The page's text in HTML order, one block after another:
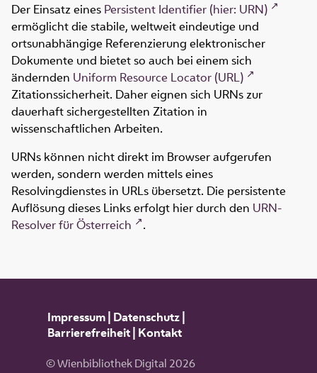
Der Einsatz eines Persistent Identifier (hier: URN)
ermöglicht die stabile, weltweit eindeutige und
ortsunabhängige Referenzierung elektronischer
Dokumente und bietet so auch bei einem sich
ändernden Uniform Resource Locator (URL)
Zitationssicherheit. Daher eignen sich URNs zur
dauerhaft sichergestellten Zitation in
wissenschaftlichen Arbeiten.
URNs können nicht direkt im Browser aufgerufen
werden, sondern werden mittels eines
Resolvingdienstes in URLs übersetzt. Die persistente
Auflösung dieses Links erfolgt hier durch den URN-
Resolver für Österreich
.
Impressum| Datenschutz|
Barrierefreiheit| Kontakt
© Wienbibliothek Digital 2026